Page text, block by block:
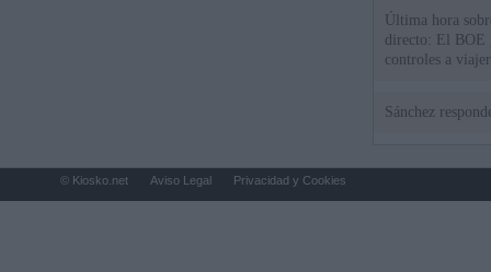
Última hora
directo: El BOE
controles a
Sánchez
© Kiosko.net Aviso Legal Privacidad y Cookies